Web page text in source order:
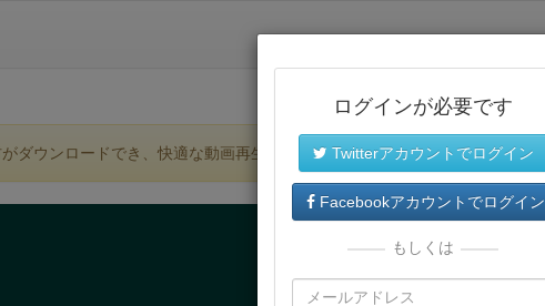
ダウンロードでき、快適な動画再生環境が提供されます。
ログインが必要です
Twitterアカウントでログイン
Facebookアカウントでログイン
もしくは